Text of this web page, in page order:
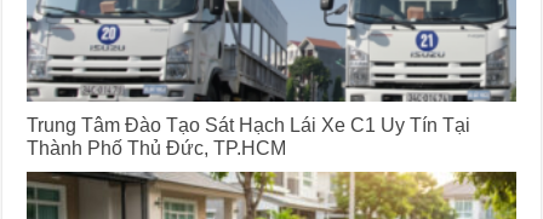
Trung Tâm Đào Tạo Sát Hạch Lái Xe C1 Uy Tín Tại
Thành Phố Thủ Đức, TP.HCM